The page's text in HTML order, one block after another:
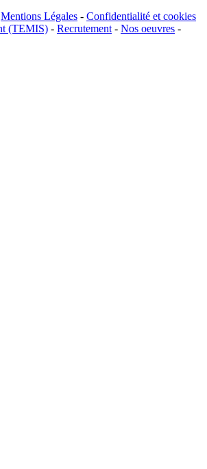
Mentions Légales - Confidentialité et cookies
(TEMIS) - Recrutement- Nos oeuvres -